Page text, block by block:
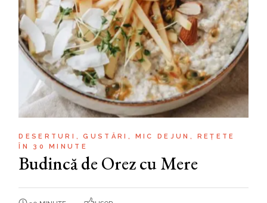
DESERTURI GUSTĂRI MIC DEJUN
REȚETE
ÎN 30 MINUTE
Budincă de Orez cu Mere